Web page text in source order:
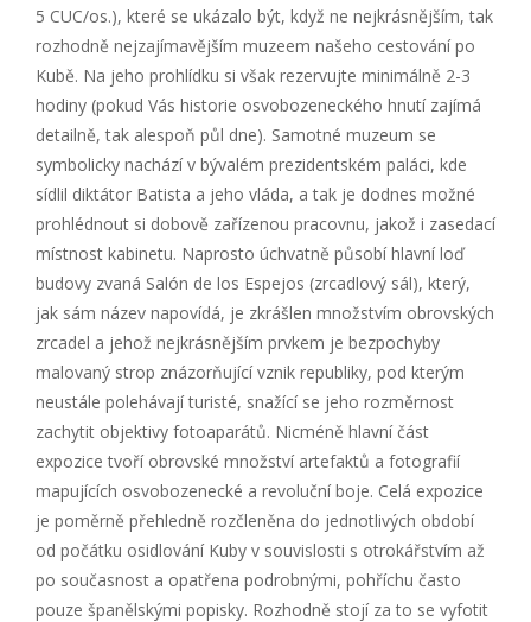
5 CUC/os.), které se ukázalo být, když ne nejkrásnějším, tak
rozhodně nejzajímavějším muzeem našeho cestování po
Kubě. Na jeho prohlídku si však rezervujte minimálně 2-3
hodiny (pokud Vás historie osvobozeneckého hnutí zajímá
detailně, tak alespoň půl dne). Samotné muzeum se
symbolicky nachází v bývalém prezidentském paláci, kde
sídlil diktátor Batista a jeho vláda, a tak je dodnes možné
prohlédnout si dobově zařízenou pracovnu, jakož i zasedací
místnost kabinetu. Naprosto úchvatně působí hlavní loď
budovy zvaná Salón de los Espejos (zrcadlový sál), který,
jak sám název napovídá, je zkrášlen množstvím obrovských
zrcadel a jehož nejkrásnějším prvkem je bezpochyby
malovaný strop znázorňující vznik republiky, pod kterým
neustále polehávají turisté, snažící se jeho rozměrnost
zachytit objektivy fotoaparátů. Nicméně hlavní část
expozice tvoří obrovské množství artefaktů a fotografií
mapujících osvobozenecké a revoluční boje. Celá expozice
je poměrně přehledně rozčleněna do jednotlivých období
od počátku osidlování Kuby v souvislosti s otrokářstvím až
po současnost a opatřena podrobnými, pohříchu často
pouze španělskými popisky. Rozhodně stojí za to se vyfotit